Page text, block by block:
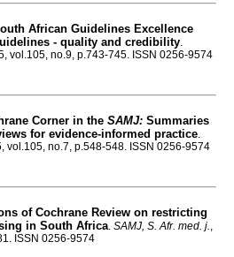
African Guidelines Excellence
- quality and credibility.
vol.105, no.9, p.743-745. ISSN 0256-9574
Corner in the SAMJ: Summaries
for evidence-informed practice.
vol.105, no.7, p.548-548. ISSN 0256-9574
of Cochrane Review on restricting
in South Africa. SAMJ, S. Afr. med. j.,
ISSN 0256-9574